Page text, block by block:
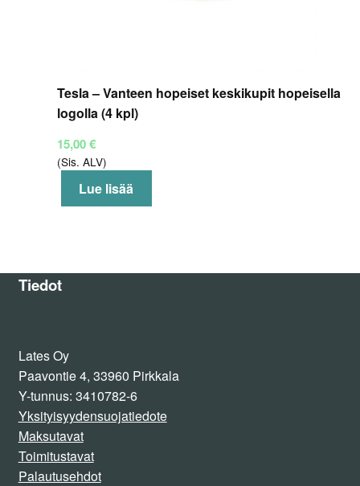
Tesla – Vanteen hopeiset keskikupit hopeisella
logolla (4 kpl)
15,00€
(Sis. ALV)
Lue lisää
Tiedot
Lates Oy
Paavontie 4, 33960 Pirkkala
Y-tunnus: 3410782-6
Yksityisyydensuojatiedote
Maksutavat
Toimitustavat
Palautusehdot